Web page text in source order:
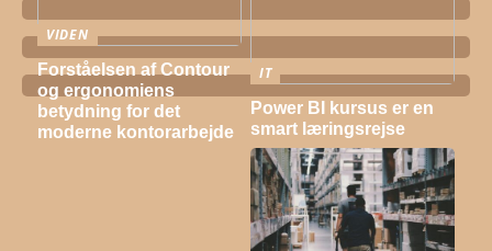
VIDEN
Forståelsen af Contour
og ergonomiens
betydning for det
moderne kontorarbejde
IT
Power BI kursus er en
smart læringsrejse